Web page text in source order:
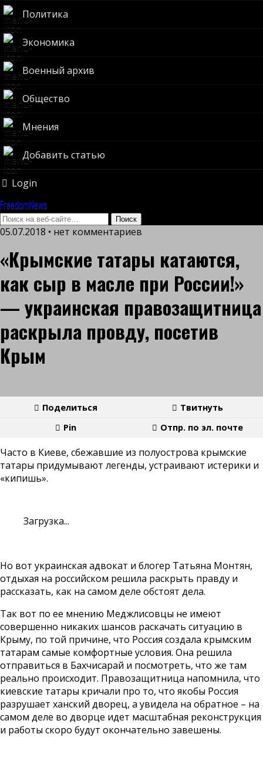
Политика
Экономика
Военный архив
Общество
Мнения
Добавить статью
Login
FreedomNews
05.07.2018 • нет комментариев
«Крымские татары катаются,
как сыр в масле при России!»
— украинская правозащитница
раскрыла провду, посетив
Крым
Поделиться
Твитнуть
Pin
Отпр. по эл. почте
Часто в Киеве, сбежавшие из полуострова крымские
татары придумывают легенды, устраивают истерики и
«кипишь».
Загрузка...
Но вот украинская адвокат и блогер Татьяна Монтян,
отдыхая на российском решила раскрыть правду и
рассказать, как на самом деле обстоят дела.
Так вот по ее мнению Меджлисовцы не имеют
совершенно никаких шансов раскачать ситуацию в
Крыму, по той причине, что Россия создала крымским
татарам самые комфортные условия. Она решила
отправиться в Бахчисарай и посмотреть, что же там
реально происходит. Правозащитница напомнила, что
киевские татары кричали про то, что якобы Россия
разрушает ханский дворец, а увидела на обратное – на
самом деле во дворце идет масштабная реконструкция
и работы скоро будут окончательно завешены.